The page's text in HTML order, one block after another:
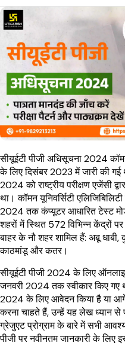
सीयूईटी पीजी अधिसूचना 2024
के लिए दिसंबर 2023 में जारी की गई
2024 को राष्ट्रीय परीक्षण एजेंसी
था। कॉमन यूनिवर्सिटी
2024 तक कंप्यूटर आधारित टेस्ट
शहरों में स्थित 572 विभिन्न केंद्रों
बाहर के नौ शहर शामिल हैं: अबू धाबी,
काठमांडू और कतर।
सीयूईटी पीजी 2024 के लिए
जनवरी 2024 तक स्वीकार किए गए
2024 के लिए आवेदन किया है या
करना चाहते हैं, उन्हें यह लेख ध्यान से
ग्रेजुएट प्रोग्राम के बारे में सभी
पीजी पर नवीनतम जानकारी के लिए